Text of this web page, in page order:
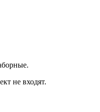
не входят.